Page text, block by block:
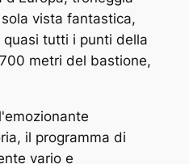
vista fantastica,
tutti i punti della
metri del bastione,
il programma di
vario e